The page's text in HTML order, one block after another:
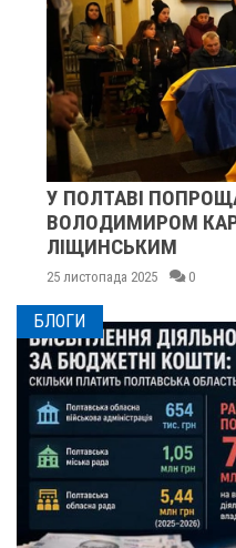
У ПОЛТАВІ
ВОЛОДИМИРОМ
ЛІЩИНСЬКИМ
25 листопада 2025 0
БЛОГИ